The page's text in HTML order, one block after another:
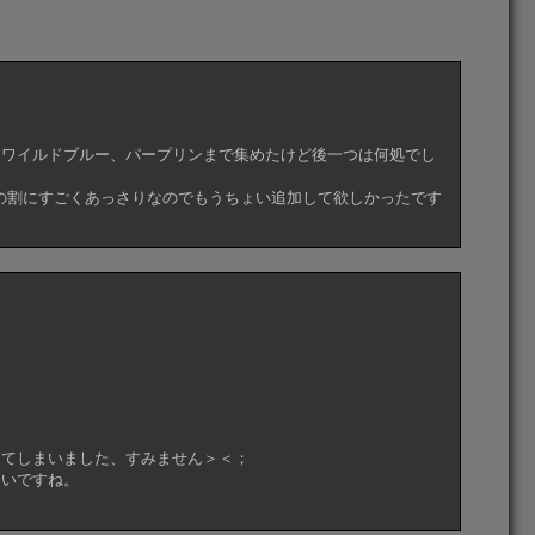
イルドブルー、パープリンまで集めたけど後一つは何処でし
にすごくあっさりなのでもうちょい追加して欲しかったです
しまいました、すみません＞＜；
ですね。